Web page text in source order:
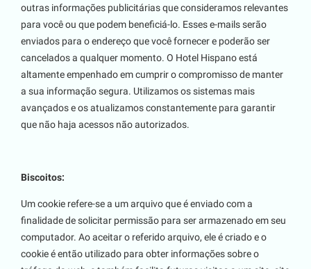
outras informações publicitárias que consideramos relevantes
para você ou que podem beneficiá-lo. Esses e-mails serão
enviados para o endereço que você fornecer e poderão ser
cancelados a qualquer momento. O Hotel Hispano está
altamente empenhado em cumprir o compromisso de manter
a sua informação segura. Utilizamos os sistemas mais
avançados e os atualizamos constantemente para garantir
que não haja acessos não autorizados.
Biscoitos:
Um cookie refere-se a um arquivo que é enviado com a
finalidade de solicitar permissão para ser armazenado em seu
computador. Ao aceitar o referido arquivo, ele é criado e o
cookie é então utilizado para obter informações sobre o